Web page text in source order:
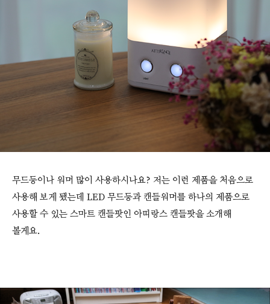
무드등이나 워머 많이 사용하시나요? 저는 이런 제품을 처음으로
사용해 보게 됐는데 LED 무드등과 캔들워머를 하나의 제품으로
사용할 수 있는 스마트 캔들팟인 아띠랑스 캔들팟을 소개해
볼게요.